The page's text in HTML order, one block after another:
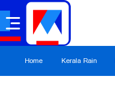
Home Kerala Rain